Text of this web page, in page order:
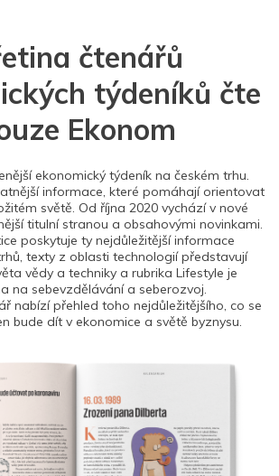
čtenářů
týdeníků čte
Ekonom
ekonomický týdeník na českém trhu.
informace, které pomáhají orientovat
světě. Od října 2020 vychází v nové
titulní stranou a obsahovými novinkami.
poskytuje ty nejdůležitější informace
texty z oblasti technologií představují
vědy a techniky a rubrika Lifestyle je
na sebevzdělávání a seberozvoj.
nabízí přehled toho nejdůležitějšího, co se
bude dít v ekonomice a světě byznysu.